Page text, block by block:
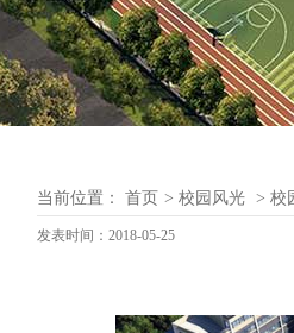
当前位置： 首页 > 校园风光 > 校
发表时间： 2018-05-25